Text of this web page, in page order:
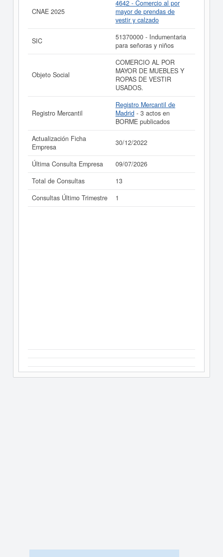
CHAIF 2000 S.L. puede
acceder inmediatamente a este
Informe ampliado
de CHAIF 2000 S.L. y consultar los
resultados de sus años de actividad, así como los
balances y cuentas de resultados disponibles.
La última actualización del informe de empresa se ha
realizado el 30/12/2022.
CNAE 2025
4642 - Comercio al por
mayor de prendas de
vestir y calzado
SIC
51370000 - Indumentaria
para señoras y niños
Objeto Social
COMERCIO AL POR
MAYOR DE MUEBLES Y
ROPAS DE VESTIR
USADOS.
Registro Mercantil
Registro Mercantil de
Madrid - 3 actos en
BORME publicados
Actualización Ficha
Empresa
30/12/2022
Última Consulta Empresa
09/07/2026
Total de Consultas
13
Consultas Último Trimestre
1